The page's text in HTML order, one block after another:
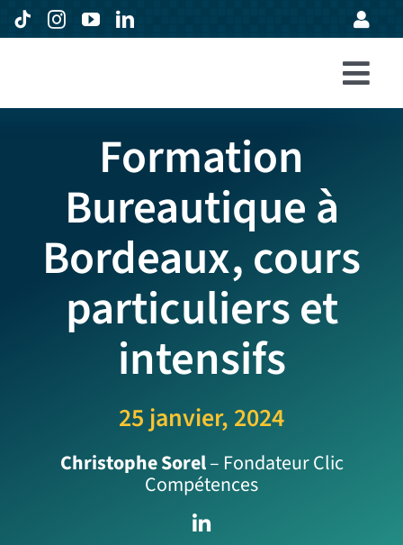
Passer
au
Formations
Entreprises
Expertise
À propos
Formation
Bureautique à
Bordeaux, cours
particuliers et
intensifs
25 janvier, 2024
Christophe Sorel– Fondateur Clic
Compétences